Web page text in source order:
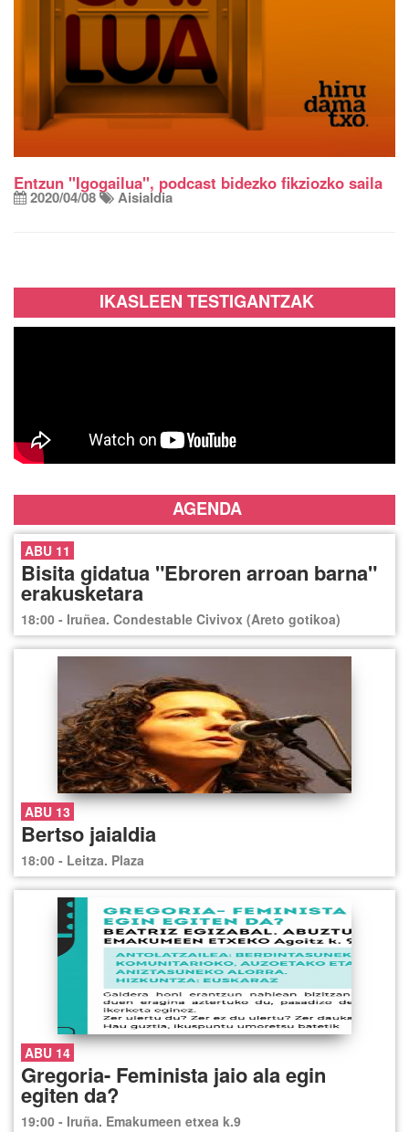
Entzun "Igogailua", podcast bidezko fikziozko saila
2020/04/08 Aisialdia
IKASLEEN TESTIGANTZAK
AGENDA
ABU 11
Bisita gidatua "Ebroren arroan barna"
erakusketara
18:00 - Iruñea. Condestable Civivox (Areto gotikoa)
ABU 13
Bertso jaialdia
18:00 - Leitza. Plaza
ABU 14
Gregoria- Feminista jaio ala egin
egiten da?
19:00 - Iruña. Emakumeen etxea k.9